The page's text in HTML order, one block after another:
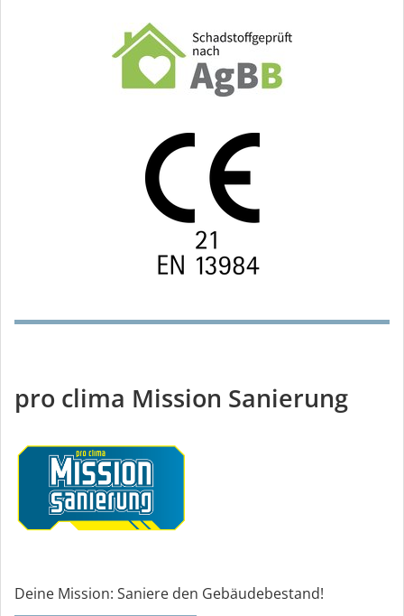
pro clima Mission Sanierung
Deine Mission: Saniere den Gebäudebestand!